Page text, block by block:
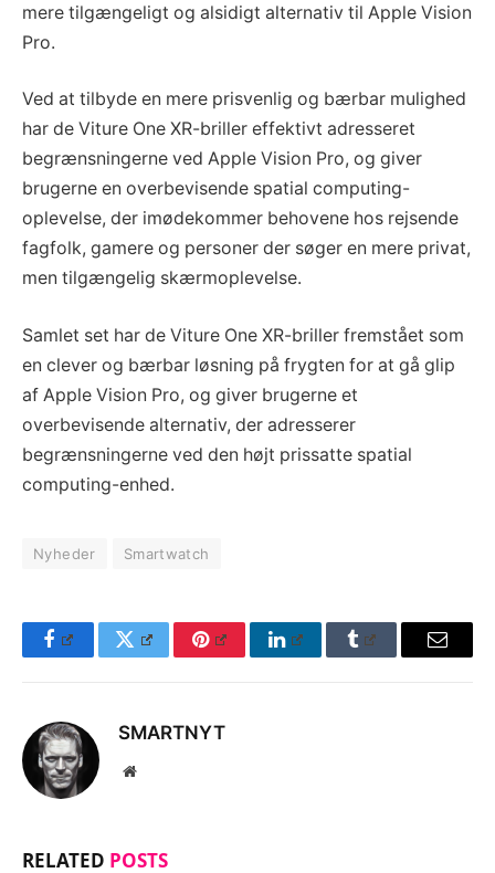
mere tilgængeligt og alsidigt alternativ til Apple Vision
Pro.
Ved at tilbyde en mere prisvenlig og bærbar mulighed
har de Viture One XR-briller effektivt adresseret
begrænsningerne ved Apple Vision Pro, og giver
brugerne en overbevisende spatial computing-
oplevelse, der imødekommer behovene hos rejsende
fagfolk, gamere og personer der søger en mere privat,
men tilgængelig skærmoplevelse.
Samlet set har de Viture One XR-briller fremstået som
en clever og bærbar løsning på frygten for at gå glip
af Apple Vision Pro, og giver brugerne et
overbevisende alternativ, der adresserer
begrænsningerne ved den højt prissatte spatial
computing-enhed.
Nyheder Smartwatch
FacebookTwitter Pinterest LinkedInTumblr Email
SMARTNYT
Website
RELATED POSTS